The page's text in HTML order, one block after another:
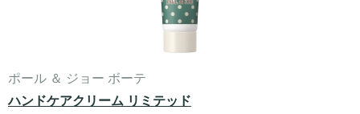
ポール ＆ ジョー ボーテ
ハンドケアクリーム リミテッド